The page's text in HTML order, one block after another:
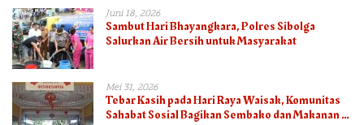
Juni 18, 2026
Sambut Hari Bhayangkara, Polres Sibolga
Salurkan Air Bersih untuk Masyarakat
Mei 31, 2026
Tebar Kasih pada Hari Raya Waisak, Komunitas
Sahabat Sosial Bagikan Sembako dan Makanan di